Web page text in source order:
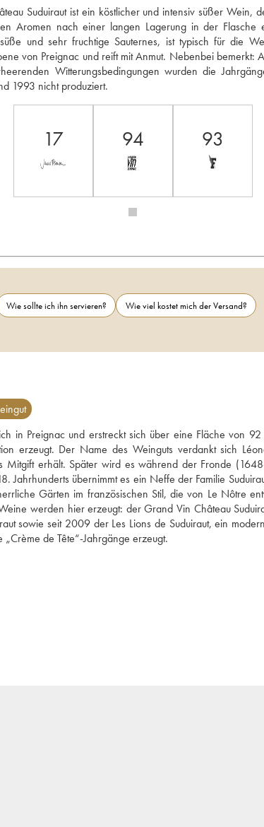
Suduiraut ist ein köstlicher und intensiv süßer Wein,
Aromen nach einer langen Lagerung in der Flasche
und sehr fruchtige Sauternes, ist typisch für die
von Preignac und reift mit Anmut. Nebenbei bemerkt:
Witterungsbedingungen wurden die
1993 nicht produziert.
17 94 93
Wie sollte ich ihn servieren?
Wie viel kostet mich der Versand?
in Preignac und erstreckt sich über eine Fläche von
erzeugt. Der Name des Weinguts verdankt sich
Mitgift erhält. Später wird es während der Fronde
übernimmt es ein Neffe der Familie
Gärten im französischen Stil, die von Le Nôtre
werden hier erzeugt: der Grand Vin Château
sowie seit 2009 der Les Lions de Suduiraut, ein
de Tête“-Jahrgänge erzeugt.